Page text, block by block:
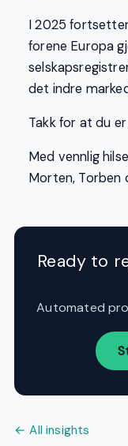
I 2025
forene Europa
det indre
Takk for at du
Med vennlig
Morten, Torben
Ready to
Automated
← All insights